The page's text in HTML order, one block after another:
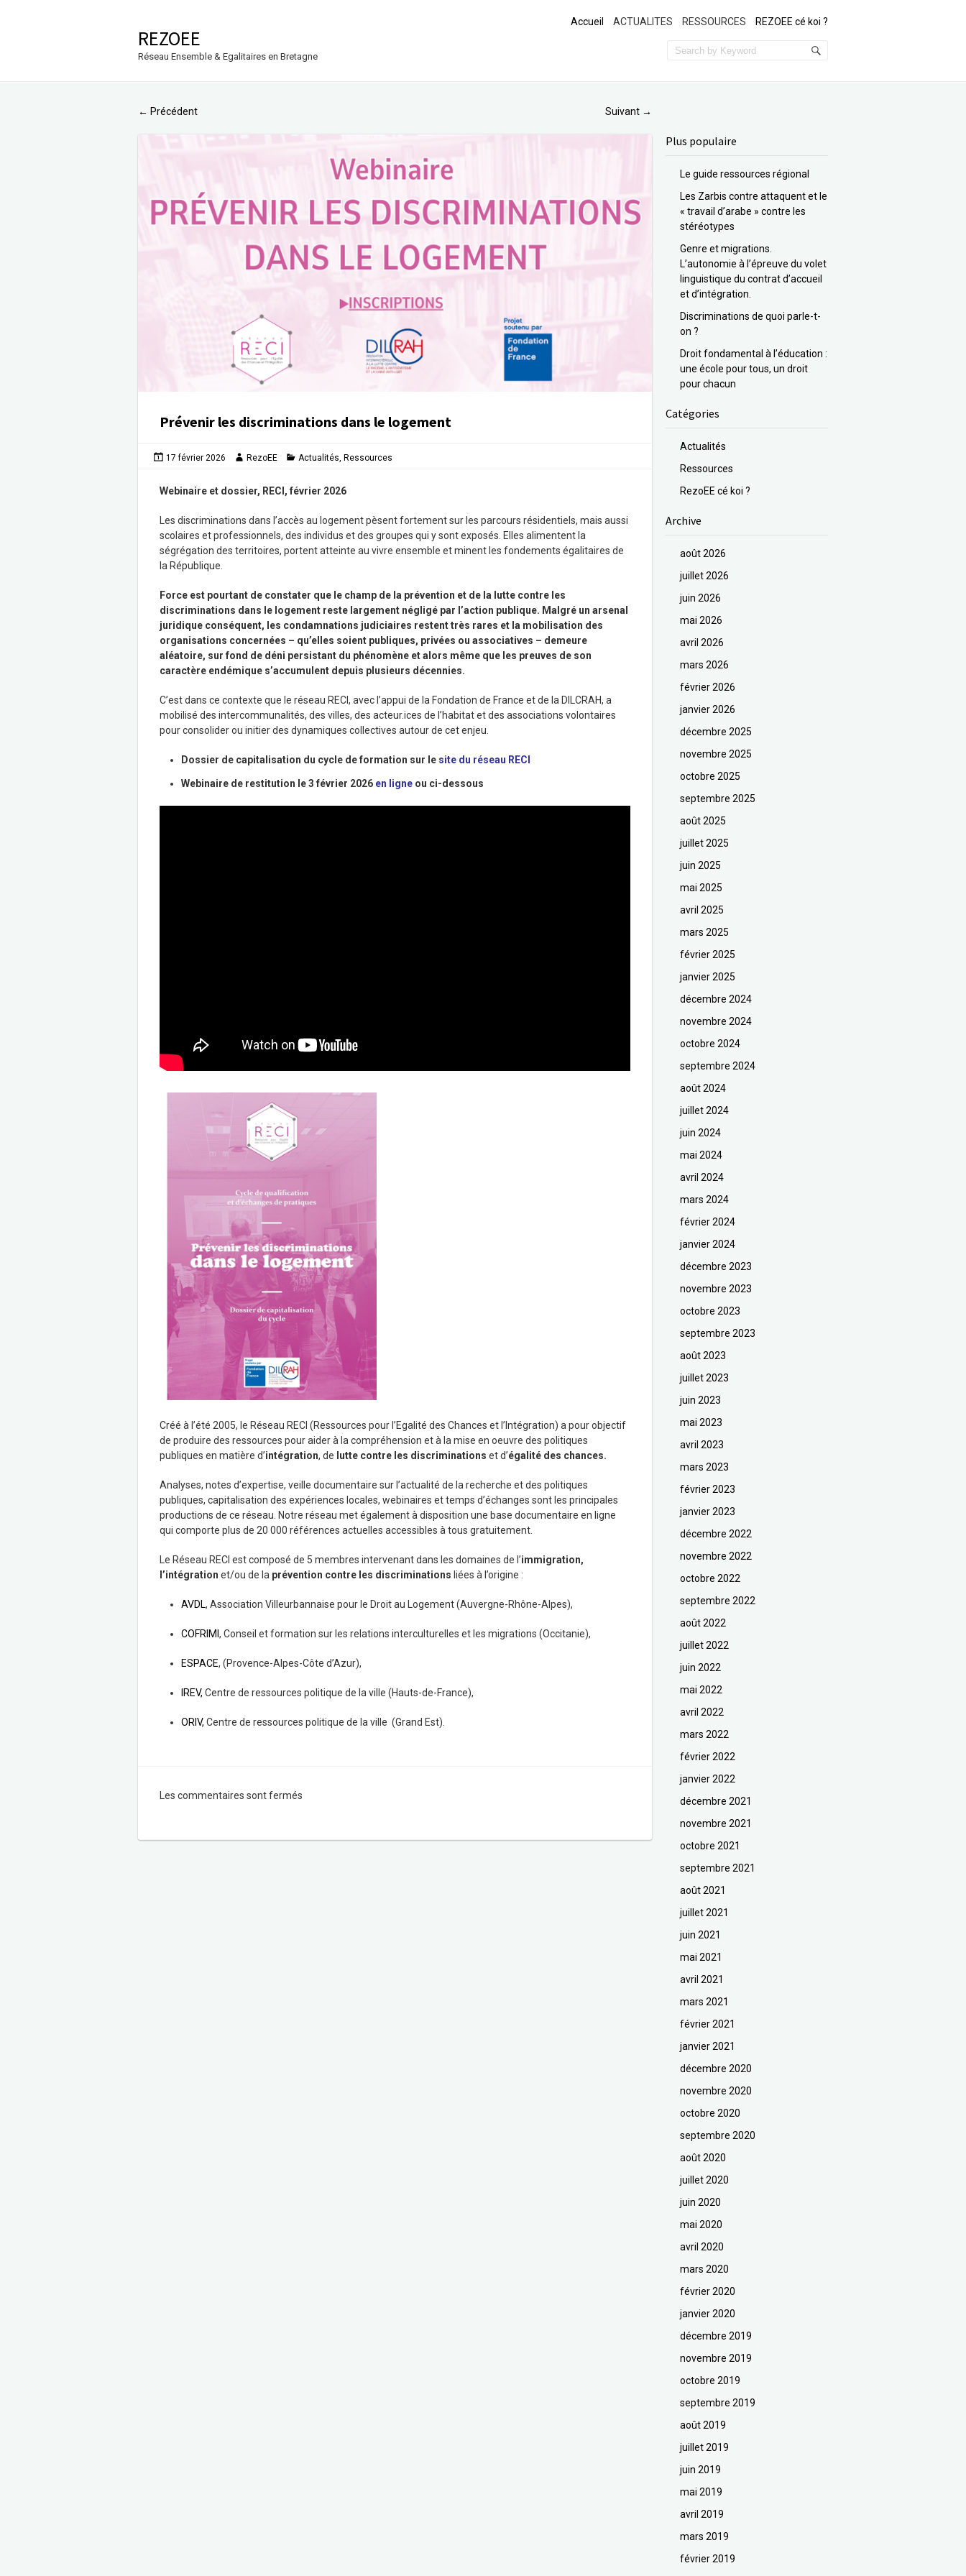
REZOEE
Réseau Ensemble & Egalitaires en Bretagne
Accueil ACTUALITES RESSOURCES REZOEE cé koi ?
← Précédent Suivant →
Prévenir les discriminations dans le logement
17 février 2026 RezoEE Actualités Ressources
Webinaire et dossier, RECI, février 2026
Les discriminations dans l’accès au logement pèsent fortement sur les parcours résidentiels, mais aussi
scolaires et professionnels, des individus et des groupes qui y sont exposés. Elles alimentent la
ségrégation des territoires, portent atteinte au vivre ensemble et minent les fondements égalitaires de
la République.
Force est pourtant de constater que le champ de la prévention et de la lutte contre les
discriminations dans le logement reste largement négligé par l’action publique. Malgré un arsenal
juridique conséquent, les condamnations judiciaires restent très rares et la mobilisation des
organisations concernées – qu’elles soient publiques, privées ou associatives – demeure
aléatoire, sur fond de déni persistant du phénomène et alors même que les preuves de son
caractère endémique s’accumulent depuis plusieurs décennies.
C’est dans ce contexte que le réseau RECI, avec l’appui de la Fondation de France et de la DILCRAH, a
mobilisé des intercommunalités, des villes, des acteur.ices de l’habitat et des associations volontaires
pour consolider ou initier des dynamiques collectives autour de cet enjeu.
Dossier de capitalisation du cycle de formation sur le site du réseau RECI
Webinaire de restitution le 3 février 2026 en ligne ou ci-dessous
Créé à l’été 2005, le Réseau RECI (Ressources pour l’Egalité des Chances et l’Intégration) a pour objectif
de produire des ressources pour aider à la compréhension et à la mise en oeuvre des politiques
publiques en matière d’intégration, de lutte contre les discriminations et d’égalité des chances.
Analyses, notes d’expertise, veille documentaire sur l’actualité de la recherche et des politiques
publiques, capitalisation des expériences locales, webinaires et temps d’échanges sont les principales
productions de ce réseau. Notre réseau met également à disposition une base documentaire en ligne
qui comporte plus de 20 000 références actuelles accessibles à tous gratuitement.
Le Réseau RECI est composé de 5 membres intervenant dans les domaines de l’immigration,
l’intégration et/ou de la prévention contre les discriminations liées à l’origine :
AVDL, Association Villeurbannaise pour le Droit au Logement (Auvergne-Rhône-Alpes),
COFRIMI , Conseil et formation sur les relations interculturelles et les migrations (Occitanie),
ESPACE, (Provence-Alpes-Côte d’Azur),
IREV, Centre de ressources politique de la ville (Hauts-de-France),
ORIV, Centre de ressources politique de la ville (Grand Est).
Les commentaires sont fermés
Plus populaire
Le guide ressources régional
Les Zarbis contre attaquent et le
« travail d’arabe » contre les
stéréotypes
Genre et migrations.
L’autonomie à l’épreuve du volet
linguistique du contrat d’accueil
et d’intégration.
Discriminations de quoi parle-t-
on ?
Droit fondamental à l’éducation :
une école pour tous, un droit
pour chacun
Catégories
Actualités
Ressources
RezoEE cé koi ?
Archive
août 2026
juillet 2026
juin 2026
mai 2026
avril 2026
mars 2026
février 2026
janvier 2026
décembre 2025
novembre 2025
octobre 2025
septembre 2025
août 2025
juillet 2025
juin 2025
mai 2025
avril 2025
mars 2025
février 2025
janvier 2025
décembre 2024
novembre 2024
octobre 2024
septembre 2024
août 2024
juillet 2024
juin 2024
mai 2024
avril 2024
mars 2024
février 2024
janvier 2024
décembre 2023
novembre 2023
octobre 2023
septembre 2023
août 2023
juillet 2023
juin 2023
mai 2023
avril 2023
mars 2023
février 2023
janvier 2023
décembre 2022
novembre 2022
octobre 2022
septembre 2022
août 2022
juillet 2022
juin 2022
mai 2022
avril 2022
mars 2022
février 2022
janvier 2022
décembre 2021
novembre 2021
octobre 2021
septembre 2021
août 2021
juillet 2021
juin 2021
mai 2021
avril 2021
mars 2021
février 2021
janvier 2021
décembre 2020
novembre 2020
octobre 2020
septembre 2020
août 2020
juillet 2020
juin 2020
mai 2020
avril 2020
mars 2020
février 2020
janvier 2020
décembre 2019
novembre 2019
octobre 2019
septembre 2019
août 2019
juillet 2019
juin 2019
mai 2019
avril 2019
mars 2019
février 2019